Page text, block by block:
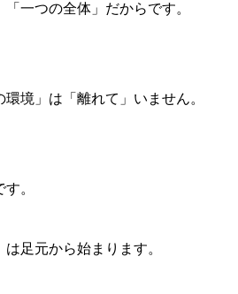
一つの全体」だからです。
環境」は「離れて」いません。
。
は足元から始まります。